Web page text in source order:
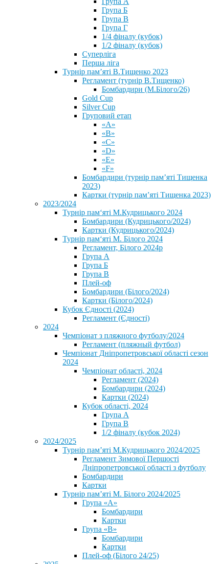
Група Б
Група В
Група Г
1/4 фіналу (кубок)
1/2 фіналу (кубок)
Суперліга
Перша ліга
Турнір пам’яті В.Тищенко 2023
Регламент (турнір В.Тищенко)
Бомбардири (М.Білого/26)
Gold Cup
Silver Cup
Груповий етап
«А»
«В»
«С»
«D»
«Е»
«F»
Бомбардири (турнір пам’яті Тищенка
2023)
Картки (турнір пам’яті Тищенка 2023)
2023/2024
⁨Турнір пам‘яті М.Кудрицького 2024
Бомбардири (Кудрицького/2024)
Картки (Кудрицького/2024)
⁨Турнір пам‘яті М. Білого 2024⁩
Регламент, Білого 2024р
Група А
Група Б
Група В
Плей-оф
Бомбардири (Білого/2024)
Картки (Білого/2024)
Кубок Єдності (2024)
Регламент (Єдності)
2024
Чемпіонат з пляжного футболу/2024
Регламент (пляжный футбол)
Чемпіонат Дніпропетровської області сезон
2024
Чемпіонат області, 2024
Регламент (2024)
Бомбардири (2024)
Картки (2024)
Кубок області, 2024
Група А
Група В
1/2 фіналу (кубок 2024)
2024/2025
Турнір пам’яті М.Кудрицького 2024/2025
Регламент Зимової Першості
Дніпропетровської області з футболу
Бомбардири
Картки
Турнір пам’яті М. Білого 2024/2025
Група «А»
Бомбардири
Картки
Група «В»
Бомбардири
Картки
Плей-оф (Білого 24/25)